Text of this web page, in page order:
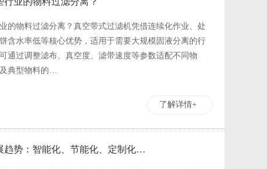
的物料过滤分离？真空带式过滤机凭借连续化作业、处
含水率低等核心优势，适用于需要大规模固液分离的行
通过调整滤布、真空度、滤带速度等参数适配不同物
典型物料的…
了解详情+
趋势：智能化、节能化、定制化…